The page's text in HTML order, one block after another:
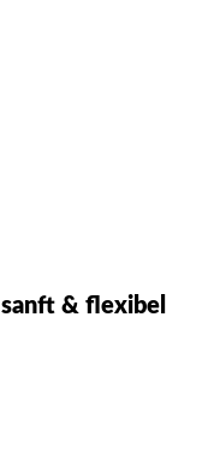
& flexibel